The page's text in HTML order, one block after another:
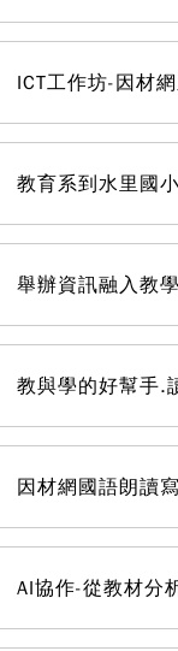
ICT工作坊-因材
教育系到水里國
舉辦資訊融入教
教與學的好幫手.
因材網國語朗讀
AI協作-從教材分